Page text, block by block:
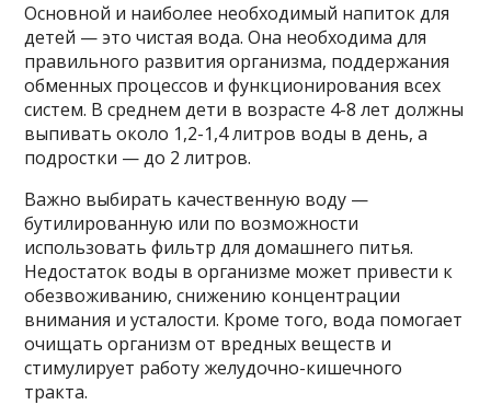
Основной и наиболее необходимый напиток для
детей — это чистая вода. Она необходима для
правильного развития организма, поддержания
обменных процессов и функционирования всех
систем. В среднем дети в возрасте 4-8 лет должны
выпивать около 1,2-1,4 литров воды в день, а
подростки — до 2 литров.
Важно выбирать качественную воду —
бутилированную или по возможности
использовать фильтр для домашнего питья.
Недостаток воды в организме может привести к
обезвоживанию, снижению концентрации
внимания и усталости. Кроме того, вода помогает
очищать организм от вредных веществ и
стимулирует работу желудочно-кишечного
тракта.